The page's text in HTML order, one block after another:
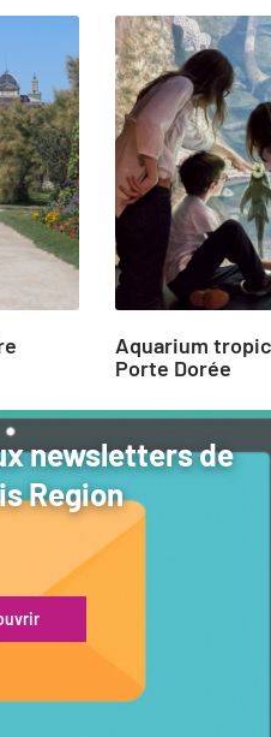
Aquarium
Porte Dorée
newsletters de
Region